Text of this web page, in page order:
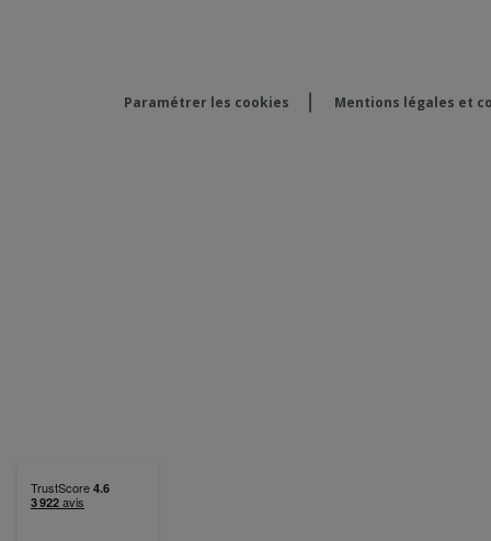
Paramétrer les cookies Mentions légales et